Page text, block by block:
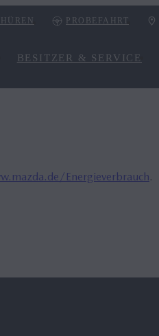
PROBEFAHRT
BESITZER & SERVICE
Energieverbrauch.